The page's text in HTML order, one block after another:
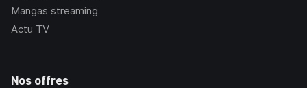
Mangas streaming
Actu TV
Nos offres